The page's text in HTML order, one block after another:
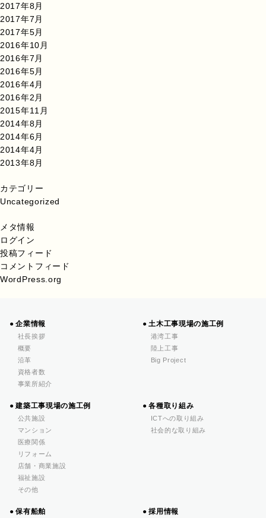
2017年8月
2017年7月
2017年5月
2016年10月
2016年7月
2016年5月
2016年4月
2016年2月
2015年11月
2014年8月
2014年6月
2014年4月
2013年8月
カテゴリー
Uncategorized
メタ情報
ログイン
投稿フィード
コメントフィード
WordPress.org
企業情報
社長挨拶
概要
沿革
資格者数
事業所紹介
土木工事現場の施工例
港湾工事
陸上工事
Big Project
建築工事現場の施工例
公共施設
マンション
医療関係
リフォーム
店舗・商業施設
福祉施設
その他
各種取り組み
ICTへの取り組み
社会的な取り組み
保有船舶 採用情報